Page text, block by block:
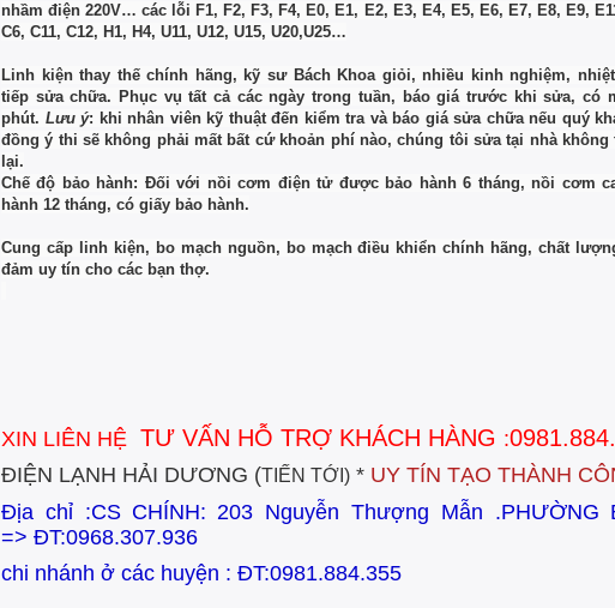
nhầm điện 220V… các lỗi F1, F2, F3, F4, E0, E1, E2, E3, E4, E5, E6, E7, E8, E9,
C6, C11, C12, H1, H4, U11, U12, U15, U20,U25…
Linh kiện thay thế chính hãng, kỹ sư Bách Khoa giỏi, nhiều kinh nghiệm,
tiếp sửa chữa. Phục vụ tất cả các ngày trong tuần, báo giá trước khi sửa, có
phút. Lưu ý: khi nhân viên kỹ thuật đến kiểm tra và báo giá sửa chữa nếu quý
đồng ý thi sẽ không phải mất bất cứ khoản phí nào, chúng tôi sửa tại nhà
lại.
Chế độ bảo hành: Đối với nồi cơm điện tử được bảo hành 6 tháng, nồi cơm
hành 12 tháng, có giấy bảo hành.
Cung cấp linh kiện, bo mạch nguồn, bo mạch điều khiển chính hãng, chất
đảm uy tín cho các bạn thợ.
XIN LIÊN HỆ TƯ VẤN HỖ TRỢ KHÁCH HÀNG :
ĐIỆN LẠNH HẢI DƯƠNG (TIẾN TỚI) * UY TÍN TẠO THÀNH
Địa chỉ :CS CHÍNH: 203 Nguyễn Thượng Mẫn
=> ĐT:0968.307.936
chi nhánh ở các huyện : ĐT:0981.884.355